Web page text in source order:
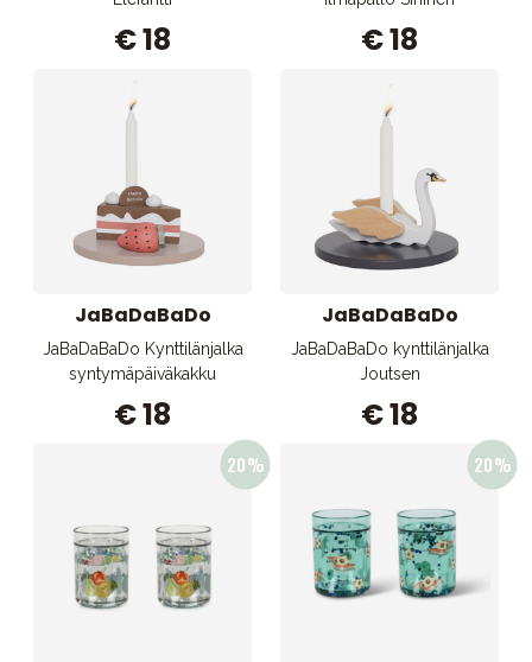
€ 18 € 18
JaBaDaBaDo
JaBaDaBaDo Kynttilänjalka
syntymäpäiväkakku
€ 18
JaBaDaBaDo
JaBaDaBaDo kynttilänjalka
Joutsen
€ 18